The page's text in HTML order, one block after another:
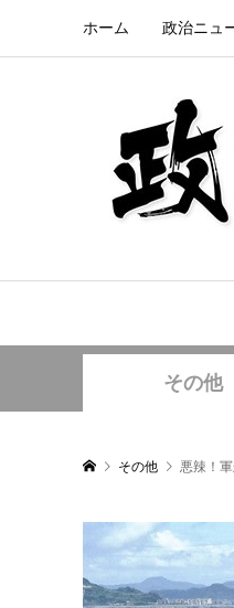
ホーム 政治ニュ
その他
その他 悪辣！